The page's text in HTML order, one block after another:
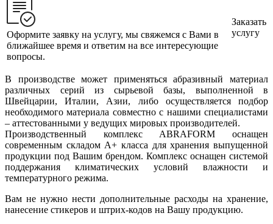
Оформите заявку на услугу, мы свяжемся с Вами в
ближайшее время и ответим на все интересующие
вопросы.
Заказать
услугу
В производстве может применяться абразивный материал
различных серий из сырьевой базы, выполненной в
Швейцарии, Италии, Азии, либо осуществляется подбор
необходимого материала совместно с нашими специалистами
– аттестованными у ведущих мировых производителей.
Производственный комплекс ABRAFORM оснащен
современным складом А+ класса для хранения выпущенной
продукции под Вашим брендом. Комплекс оснащен системой
поддержания климатических условий влажности и
температурного режима.
Вам не нужно нести дополнительные расходы на хранение,
нанесение стикеров и штрих-кодов на Вашу продукцию.